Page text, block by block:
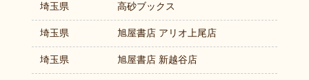
埼玉県 高砂ブックス
埼玉県 旭屋書店 アリオ上尾店
埼玉県 旭屋書店 新越谷店